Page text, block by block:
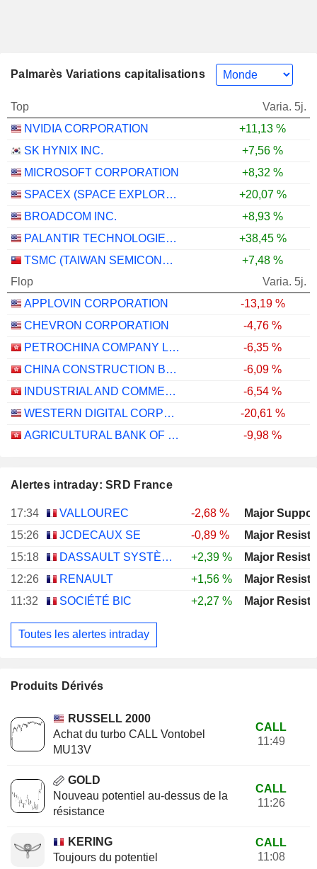
Palmarès Variations capitalisations
Top
Varia. 5j.
NVIDIA CORPORATION
+11,13 %
SK HYNIX INC.
+7,56 %
MICROSOFT CORPORATION
+8,32 %
SPACEX (SPACE EXPLORATION TECHNOLOGIES)
+20,07 %
BROADCOM INC.
+8,93 %
PALANTIR TECHNOLOGIES INC.
+38,45 %
TSMC (TAIWAN SEMICONDUCTOR MANUFACTURING COMPANY)
+7,48 %
Flop
Varia. 5j.
APPLOVIN CORPORATION
-13,19 %
CHEVRON CORPORATION
-4,76 %
PETROCHINA COMPANY LIMITED
-6,35 %
CHINA CONSTRUCTION BANK CORPORATION
-6,09 %
INDUSTRIAL AND COMMERCIAL BANK OF CHINA LIMITED
-6,54 %
WESTERN DIGITAL CORPORATION
-20,61 %
AGRICULTURAL BANK OF CHINA LIMITED
-9,98 %
Alertes intraday: SRD France
17:34 VALLOUREC
-2,68 %
15:26
JCDECAUX SE
-0,89 %
15:18
DASSAULT SYSTÈMES SE
+2,39 %
12:26
RENAULT
+1,56 %
11:32
SOCIÉTÉ BIC +2,27 %
Toutes les alertes intraday
Produits Dérivés
RUSSELL 2000
Achat du turbo CALL Vontobel
MU13V
CALL
11:49
GOLD
Nouveau potentiel au-dessus de la
résistance
CALL
11:26
KERING
Toujours du potentiel
CALL
11:08